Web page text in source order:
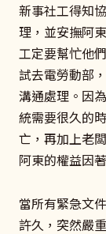
新事社工得知
理，並安撫阿
工定要幫忙他
試去電勞動部
溝通處理。因
統需要很久的
亡，再加上老
阿東的權益因
當所有緊急文
許久，突然嚴